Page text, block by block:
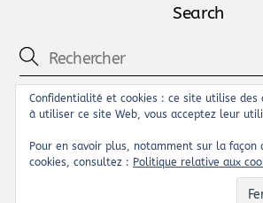
Search
Espace clients
Support
Achat SMS
Confidentialité et cookies : ce site utilise des
à utiliser ce site Web, vous acceptez leur
Pour en savoir plus, notamment sur la façon
cookies, consultez : Politique relative aux